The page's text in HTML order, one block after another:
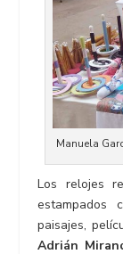
Manuela
Los relojes
estampados
paisajes,
Adrián